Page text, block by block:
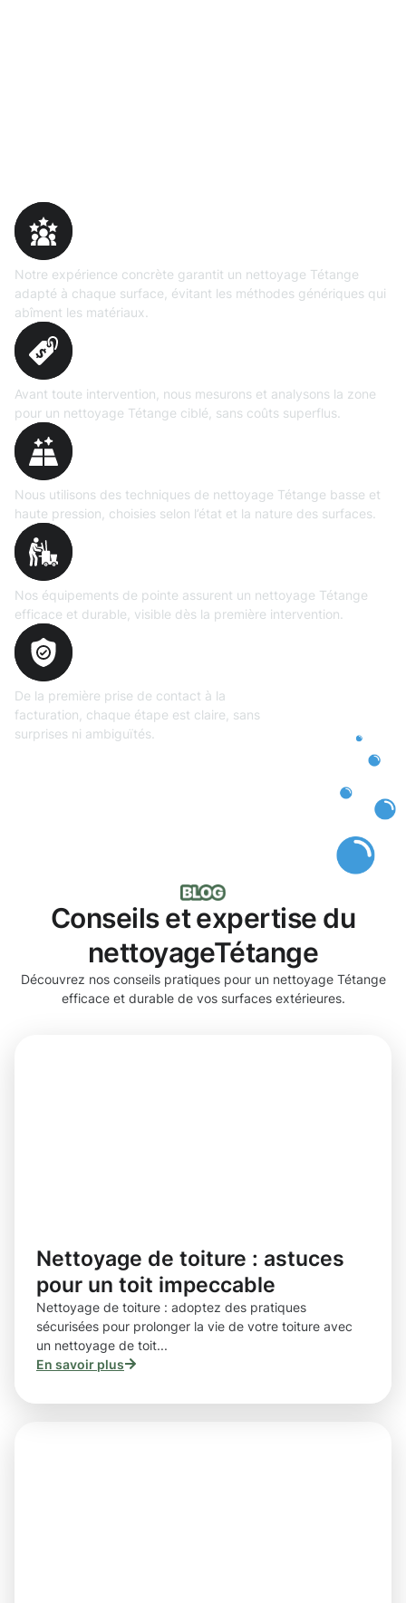
Notre expérience concrète garantit un nettoyage Tétange
adapté à chaque surface, évitant les méthodes génériques qui
abîment les matériaux.
Avant toute intervention, nous mesurons et analysons la zone
pour un nettoyage Tétange ciblé, sans coûts superflus.
Nous utilisons des techniques de nettoyage Tétange basse et
haute pression, choisies selon l’état et la nature des surfaces.
Nos équipements de pointe assurent un nettoyage Tétange
efficace et durable, visible dès la première intervention.
De la première prise de contact à la
facturation, chaque étape est claire, sans
surprises ni ambiguïtés.
Conseils et expertise du
nettoyageTétange
Découvrez nos conseils pratiques pour un nettoyage Tétange
efficace et durable de vos surfaces extérieures.
Nettoyage de toiture : astuces
pour un toit impeccable
Nettoyage de toiture : adoptez des pratiques
sécurisées pour prolonger la vie de votre toiture avec
un nettoyage de toit...
En savoir plus